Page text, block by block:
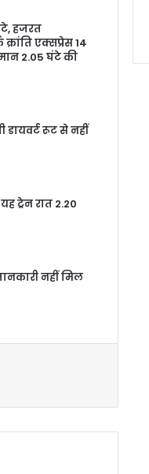
हजरत
एक्सप्रेस 14
2.05 घंटे की
डायवर्ट रूट से नहीं
ट्रेन रात 2.20
नहीं मिल